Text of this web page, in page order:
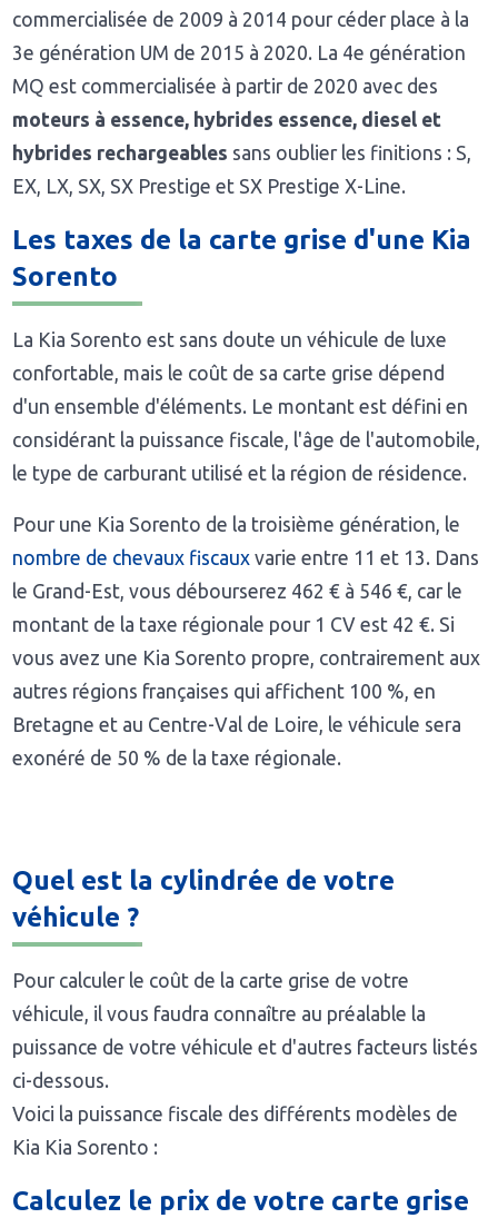
commercialisée de 2009 à 2014 pour céder place à la
3e génération UM de 2015 à 2020. La 4e génération
MQ est commercialisée à partir de 2020 avec des
moteurs à essence, hybrides essence, diesel et
hybrides rechargeables sans oublier les finitions : S,
EX, LX, SX, SX Prestige et SX Prestige X-Line.
Les taxes de la carte grise d'une Kia
Sorento
La Kia Sorento est sans doute un véhicule de luxe
confortable, mais le coût de sa carte grise dépend
d'un ensemble d'éléments. Le montant est défini en
considérant la puissance fiscale, l'âge de l'automobile,
le type de carburant utilisé et la région de résidence.
Pour une Kia Sorento de la troisième génération, le
nombre de chevaux fiscaux varie entre 11 et 13. Dans
le Grand-Est, vous débourserez 462 € à 546 €, car le
montant de la taxe régionale pour 1 CV est 42 €. Si
vous avez une Kia Sorento propre, contrairement aux
autres régions françaises qui affichent 100 %, en
Bretagne et au Centre-Val de Loire, le véhicule sera
exonéré de 50 % de la taxe régionale.
Quel est la cylindrée de votre
véhicule ?
Pour calculer le coût de la carte grise de votre
véhicule, il vous faudra connaître au préalable la
puissance de votre véhicule et d'autres facteurs listés
ci-dessous.
Voici la puissance fiscale des différents modèles de
Kia Kia Sorento :
Calculez le prix de votre carte grise